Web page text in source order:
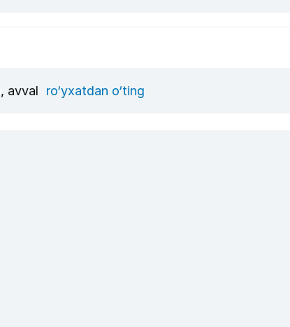
avval ro‘yxatdan o‘ting